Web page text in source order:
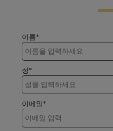
이름*
성*
이메일*